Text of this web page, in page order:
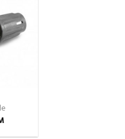
Add to
wishlist